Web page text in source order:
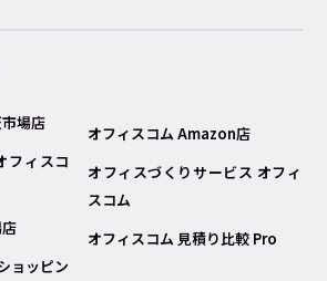
場店
フィスコ
ョッピン
オフィスコム Amazon店
オフィスづくりサービス オフィ
スコム
オフィスコム 見積り比較 Pro